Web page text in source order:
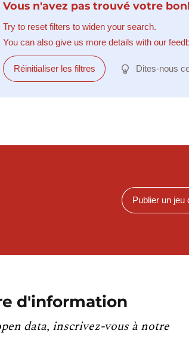
Vous n'avez pas trouvé votre
Try to reset filters to widen your search.
You can also give us more details with our
Réinitialiser les filtres Dites-nous
Publier un jeu
d'information
data, inscrivez-vous à notre